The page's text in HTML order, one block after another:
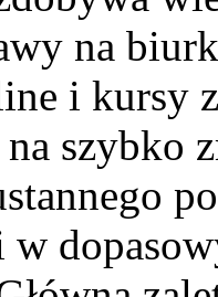
na
i kursy
szybko
w